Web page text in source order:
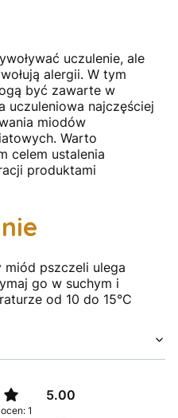
uczulenie, ale
alergii. W tym
być zawarte w
uczuleniowa najczęściej
miodów
Warto
celem ustalenia
produktami
miód pszczeli ulega
go w suchym i
od 10 do 15°C
5.00
1